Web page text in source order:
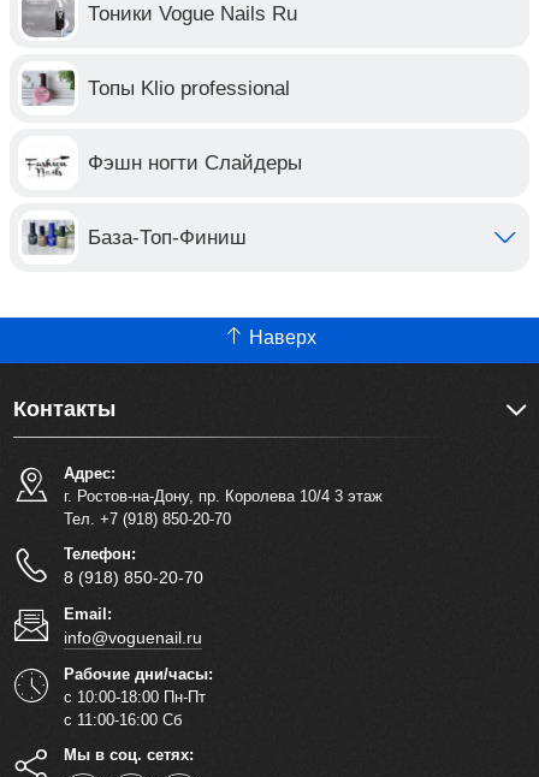
Тоники Vogue Nails Ru
Топы Klio professional
Фэшн ногти Слайдеры
База-Топ-Финиш
Наверх
Контакты
Адрес:
г. Ростов-на-Дону, пр. Королева 10/4 3 этаж
Тел. +7 (918) 850-20-70
Телефон:
8 (918) 850-20-70
Email:
info@voguenail.ru
Рабочие дни/часы:
с 10:00-18:00 Пн-Пт
с 11:00-16:00 Сб
Мы в соц. сетях: